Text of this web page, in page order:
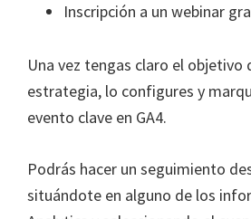
Inscripción a un webinar
Una vez tengas claro el objetivo
estrategia, lo configures y
evento clave en GA4.
Podrás hacer un seguimiento
situándote en alguno de los